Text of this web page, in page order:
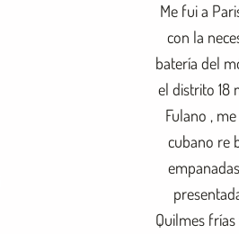
Me fui a
con la
batería del
el distrito 18
Fulano ,
cubano re
Quilmes